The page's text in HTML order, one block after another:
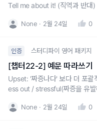
Tell me about it! (직역과 반대)
None 2월 24일 0
인증 스터디파이 영어 패키지
[챕터22-2] 예문 따라쓰기
Upset: '짜증나다' 보다 더 포괄적인 의미 -
ess out / stressful(짜증을 유발
None 2월 24일 0